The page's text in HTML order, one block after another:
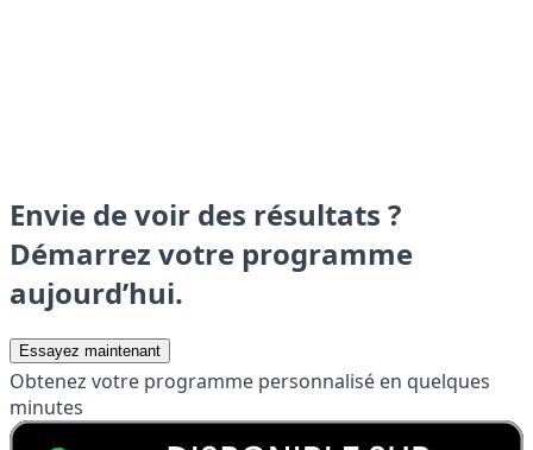
Envie de voir des résultats ?
Démarrez votre programme
aujourd’hui.
Essayez maintenant
Obtenez votre programme personnalisé en quelques
minutes